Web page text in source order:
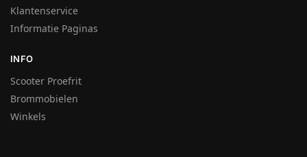
Klantenservice
Informatie Paginas
INFO
Scooter Proefrit
Brommobielen
Winkels